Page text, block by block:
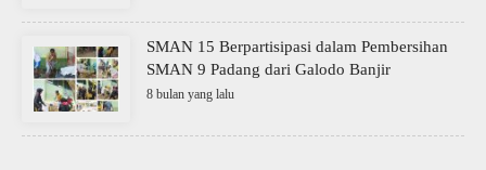
SMAN 15 Berpartisipasi dalam Pembersihan
SMAN 9 Padang dari Galodo Banjir
8 bulan yang lalu